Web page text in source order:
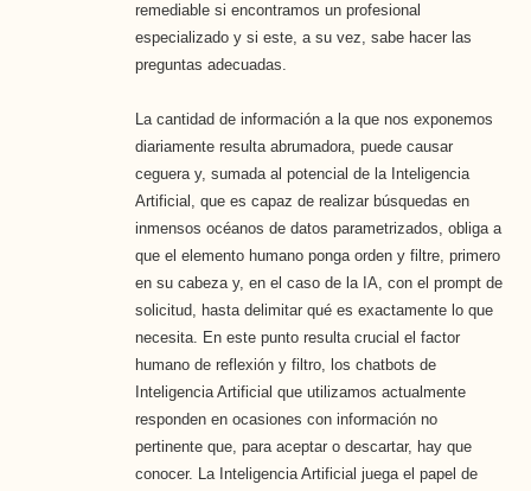
remediable si encontramos un profesional
especializado y si este, a su vez, sabe hacer las
preguntas adecuadas.
La cantidad de información a la que nos exponemos
diariamente resulta abrumadora, puede causar
ceguera y, sumada al potencial de la Inteligencia
Artificial, que es capaz de realizar búsquedas en
inmensos océanos de datos parametrizados, obliga a
que el elemento humano ponga orden y filtre, primero
en su cabeza y, en el caso de la IA, con el prompt de
solicitud, hasta delimitar qué es exactamente lo que
necesita. En este punto resulta crucial el factor
humano de reflexión y filtro, los chatbots de
Inteligencia Artificial que utilizamos actualmente
responden en ocasiones con información no
pertinente que, para aceptar o descartar, hay que
conocer. La Inteligencia Artificial juega el papel de